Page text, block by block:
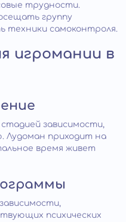
трудности.
группу
техники самоконтроля.
игромании в
зависимости,
Лудоман приходит на
время живет
психических